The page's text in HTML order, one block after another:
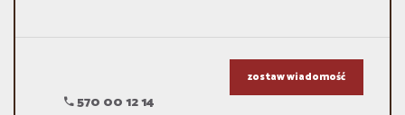
570 00 12 14
zostaw wiadomość